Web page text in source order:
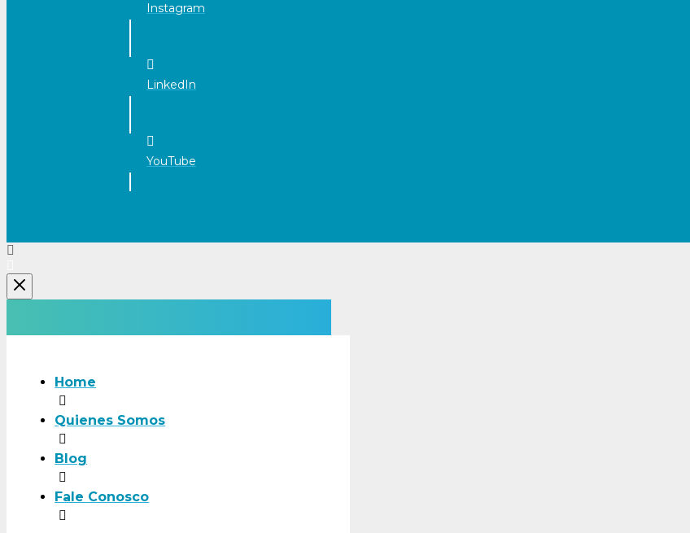
Instagram
LinkedIn
YouTube
Home
Quienes Somos
Blog
Fale Conosco